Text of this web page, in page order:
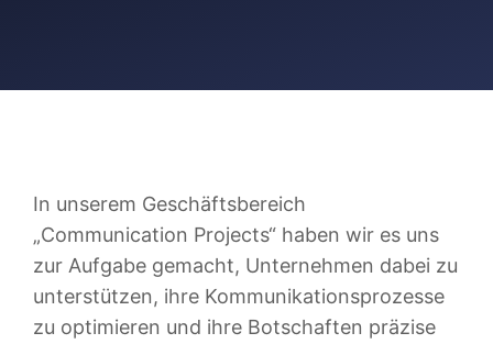
In unserem Geschäftsbereich
„Communication Projects“ haben wir es uns
zur Aufgabe gemacht, Unternehmen dabei zu
unterstützen, ihre Kommunikationsprozesse
zu optimieren und ihre Botschaften präzise